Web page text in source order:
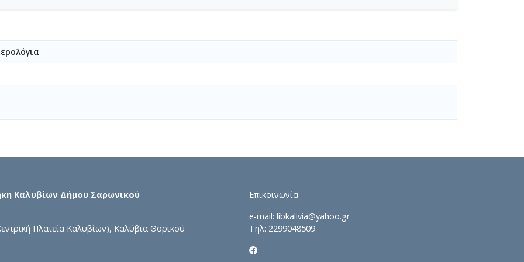
Καλυβίων Δήμου Σαρωνικού
Πλατεία Καλυβίων), Καλύβια Θορικού
Επικοινωνία
e-mail: libkalivia@yahoo.gr
Τηλ: 2299048509